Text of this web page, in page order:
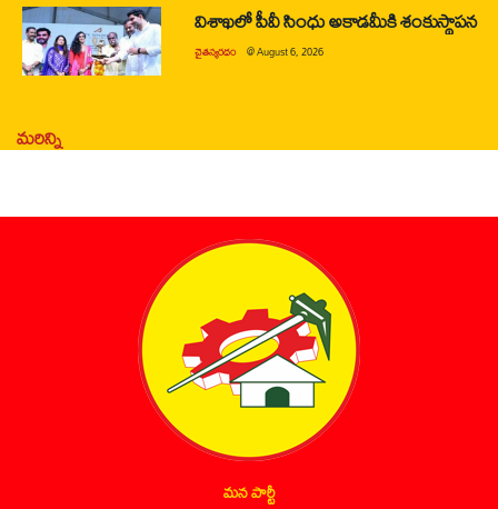
విశాఖలో పీవీ సింధు అకాడమీకి శంకుస్థాపన
చైతన్యరధం @August 6, 2026
మరిన్ని
మన పార్టీ